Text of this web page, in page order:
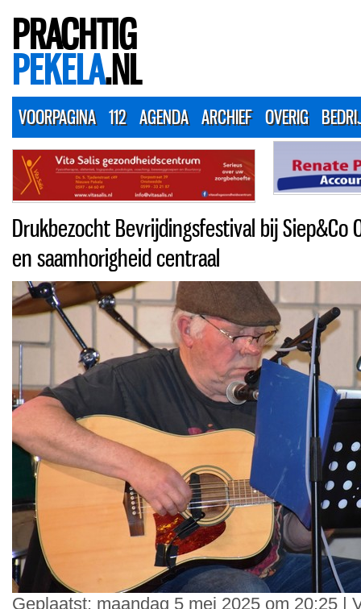
PRACHTIG
PEKELA.NL
VOORPAGINA 112 AGENDA ARCHIEF OVERIG
Drukbezocht Bevrijdingsfestival bij Siep&Co
en saamhorigheid centraal
Geplaatst: maandag 5 mei 2025 om 20:25 |